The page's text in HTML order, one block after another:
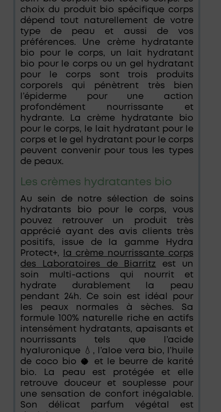
choix du produit bio spécifique corps
dépend tout naturellement de votre
type de peau et aussi de vos
préférences. Une crème hydratante
bio pour le corps, un lait hydratant
bio pour le corps ou un gel hydratant
pour le corps sont trois produits
corporels qui pénètrent très bien
l’épiderme pour une action
profondément nourrissante et
hydrante. La crème hydratante bio
pour le corps, le lait hydratant pour le
corps et le gel hydratant pour le corps
peuvent convenir pour tous les types
de peaux.
Les crèmes hydratantes bio
Au sein de notre sélection de soins
hydratants bio pour le corps, vous
pouvez retrouver un produit très
apprécié ayant des avis clients très
positifs, issue de la gamme Hydra
Protect+,
la crème nourrissante corps
des Laboratoires de Biarritz est un
soin multi-actions qui nourrit et
hydrate durablement la peau
pendant 24h. Ce soin est idéal pour
les peaux normales à sèches. Sa
formule 100% naturelle riche en actifs
intensément hydratants, apaisants et
nourrissants tels que l’acide
hyaluronique 💧, l’aloe vera bio, l’huile
de coco bio 🥥 et le beurre de karité
bio. La peau est protégée et elle
retrouve douceur et souplesse pour
une sensation de confort inégalable.
Son délicat parfum végétal est